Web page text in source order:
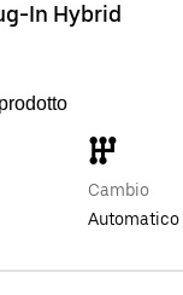
In Hybrid
Cambio
Automatico